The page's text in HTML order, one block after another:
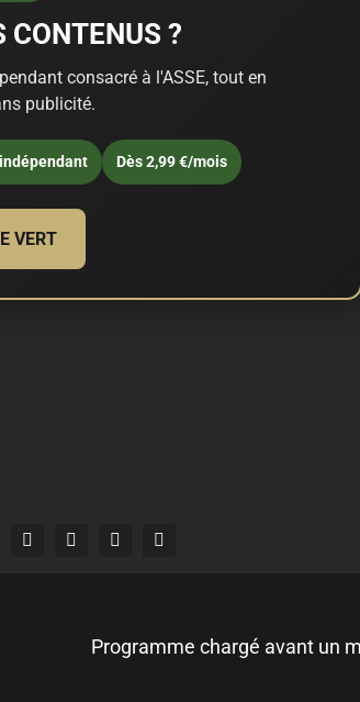
CONTENUS ?
consacré à l'ASSE, tout en
publicité.
Dès 2,99 €/mois
VERT
Programme chargé avant un